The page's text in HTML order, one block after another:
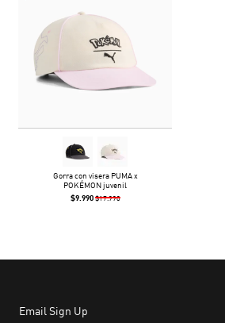
Gorra con visera PUMA x
POKÉMON juvenil
$9.990 $17.990